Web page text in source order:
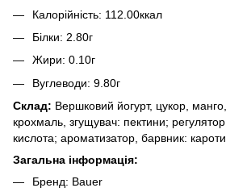
Калорійність: 112.00ккал
Білки: 2.80г
Жири: 0.10г
Вуглеводи: 9.80г
Склад: Вершковий йогурт, цукор,
крохмаль, згущувач: пектини;
кислота; ароматизатор, барвник:
Загальна інформація:
Бренд: Bauer